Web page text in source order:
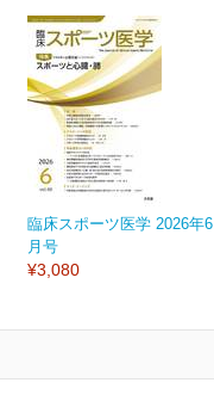
臨床スポーツ医学 2026年6
月号
¥3,080